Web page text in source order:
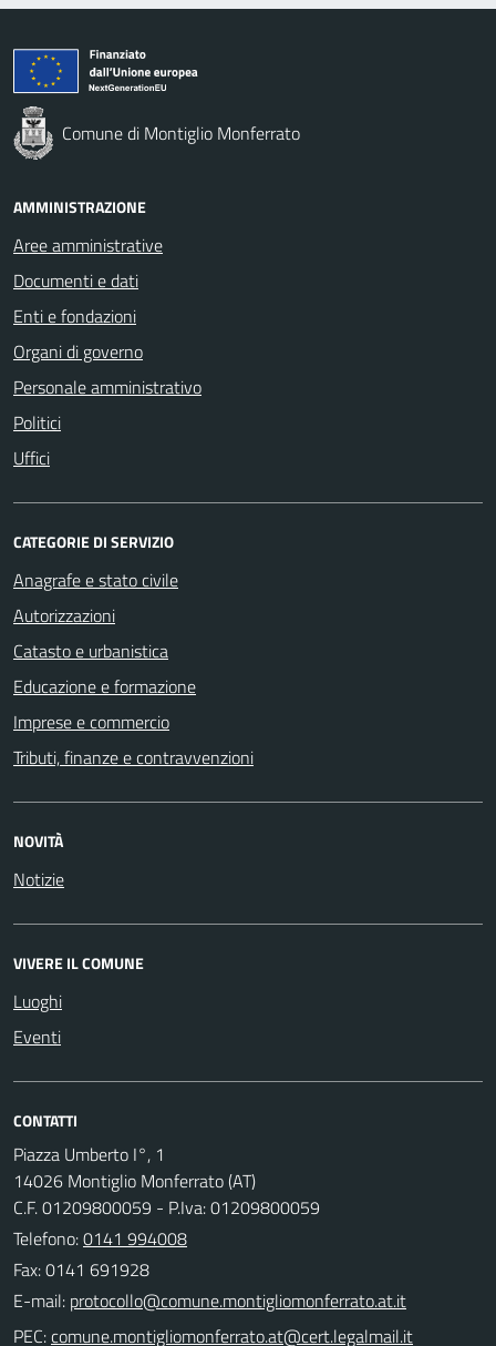
Comune di Montiglio Monferrato
AMMINISTRAZIONE
Aree amministrative
Documenti e dati
Enti e fondazioni
Organi di governo
Personale amministrativo
Politici
Uffici
CATEGORIE DI SERVIZIO
Anagrafe e stato civile
Autorizzazioni
Catasto e urbanistica
Educazione e formazione
Imprese e commercio
Tributi, finanze e contravvenzioni
NOVITÀ
Notizie
VIVERE IL COMUNE
Luoghi
Eventi
CONTATTI
Piazza Umberto I°, 1
14026 Montiglio Monferrato (AT)
C.F. 01209800059 - P.Iva: 01209800059
Telefono:0141 994008
Fax: 0141 691928
E-mail:
PEC: